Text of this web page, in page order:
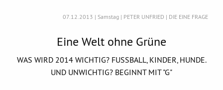
07.12.2013 | Samstag | PETER UNFRIED | DIE EINE FRAGE
Eine Welt ohne Grüne
WAS WIRD 2014 WICHTIG? FUSSBALL, KINDER, HUNDE.
UND UNWICHTIG? BEGINNT MIT "G"